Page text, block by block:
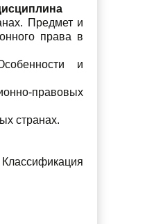
Предмет и
права в
и
правовых
странах.